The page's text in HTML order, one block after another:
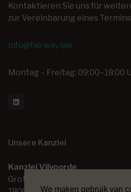
We maken gebruik van
Kontaktieren Sie uns für
zur Vereinbarung eines
info@fairway.law
Montag – Freitag: 09:00–18:00
Unsere Kanzlei
Kanzlei Vilvoorde
Grote Markt 14